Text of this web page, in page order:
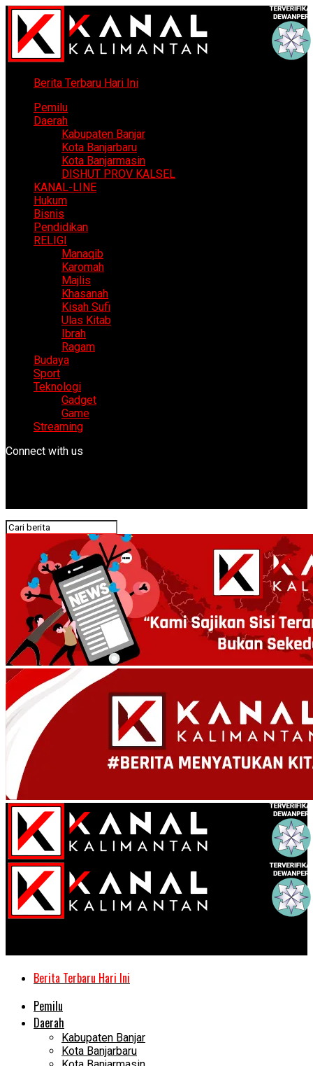
Berita Terbaru Hari Ini
Pemilu
Daerah
Kabupaten Banjar
Kota Banjarbaru
Kota Banjarmasin
DISHUT PROV KALSEL
KANAL-LINE
Hukum
Bisnis
Pendidikan
RELIGI
Manaqib
Karomah
Majlis
Khasanah
Kisah Sufi
Ulas Kitab
Ibrah
Ragam
Budaya
Sport
Teknologi
Gadget
Game
Streaming
Connect with us
Berita Terbaru Hari Ini
Pemilu
Daerah
Kabupaten Banjar
Kota Banjarbaru